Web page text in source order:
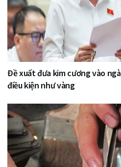
Đề xuất đưa kim cương vào
điều kiện như vàng